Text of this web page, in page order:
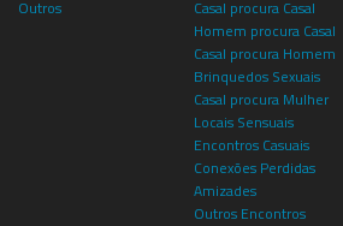
Outros
Casal procura Casal
Homem procura Casal
Casal procura Homem
Brinquedos Sexuais
Casal procura Mulher
Locais Sensuais
Encontros Casuais
Conexões Perdidas
Amizades
Outros Encontros